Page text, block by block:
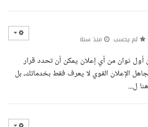
لم يحسب منذ سنة
ثوان من أي إعلان يمكن أن تحدد قرار
الإعلان القوي لا يعرف فقط بخدماتك، بل
ل...